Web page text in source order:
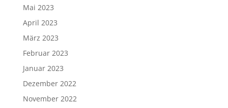
Mai 2023
April 2023
März 2023
Februar 2023
Januar 2023
Dezember 2022
November 2022